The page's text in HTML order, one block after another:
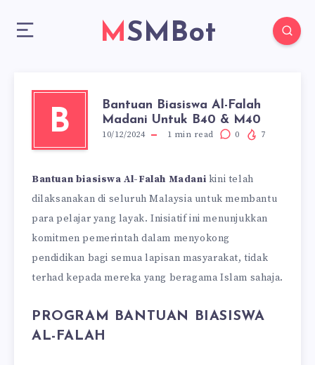
MSMBot
B
Bantuan Biasiswa Al-Falah
Madani Untuk B40 & M40
10/12/2024 1 min read 0 7
Bantuan biasiswa Al-Falah Madani kini telah
dilaksanakan di seluruh Malaysia untuk membantu
para pelajar yang layak. Inisiatif ini menunjukkan
komitmen pemerintah dalam menyokong
pendidikan bagi semua lapisan masyarakat, tidak
terhad kepada mereka yang beragama Islam sahaja.
PROGRAM BANTUAN BIASISWA
AL-FALAH